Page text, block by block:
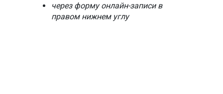
через форму онлайн-записи в
правом нижнем углу